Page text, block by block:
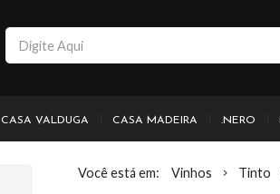
CASA VALDUGA CASA MADEIRA .NERO
Vinhos Tinto